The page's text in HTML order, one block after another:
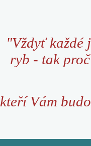
"Vždyť každé
ryb - tak
kteří Vám